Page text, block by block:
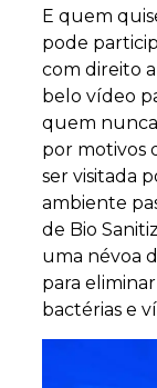
E quem
pode
com direito
belo vídeo
quem
por motivos
ser visitada
ambiente
de Bio
uma névoa
para
bactérias e